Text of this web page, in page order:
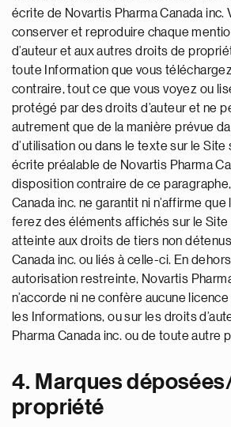
écrite de Novartis Pharma Canada inc.
conserver et reproduire chaque
d’auteur et aux autres droits de
toute Information que vous
contraire, tout ce que vous voyez ou
protégé par des droits d’auteur et ne
autrement que de la manière prévue
d’utilisation ou dans le texte sur le Site
écrite préalable de Novartis Pharma
disposition contraire de ce
Canada inc. ne garantit ni n’affirme que
ferez des éléments affichés sur le Site
atteinte aux droits de tiers non
Canada inc. ou liés à celle-ci. En
autorisation restreinte, Novartis
n’accorde ni ne confère aucune
les Informations, ou sur les droits
Pharma Canada inc. ou de toute autre
4. Marques
propriété